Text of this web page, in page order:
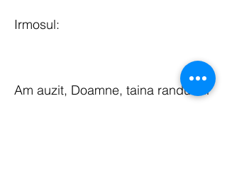
Irmosul:
Am auzit, Doamne, taina randuielii